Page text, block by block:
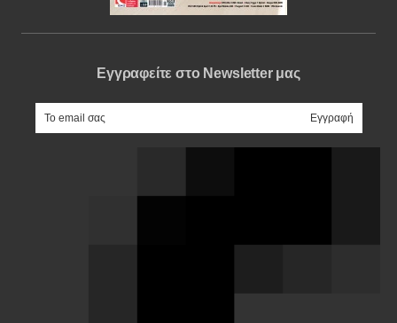
Εγγραφείτε στο Newsletter μας
e-mail